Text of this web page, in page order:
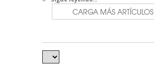
CARGA MÁS ARTÍCULOS